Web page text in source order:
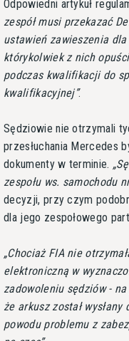
Odpowiedni artykuł
zespół musi przekazać
ustawień zawieszenia
którykolwiek z nich
podczas kwalifikacji do
kwalifikacyjnej .
Sędziowie nie otrzymali
przesłuchania Mercedes
dokumenty w terminie.
zespołu ws. samochodu
decyzji, przy czym
dla jego zespołowego
Chociaż FIA nie
elektroniczną w
zadowoleniu sędziów -
że arkusz został wysłany
powodu problemu z